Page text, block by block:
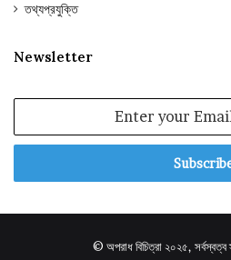
তথ্যপ্রযুক্তি
Newsletter
Email
© অপরাধ বিচিত্রা ২০২৫, সর্বস্বত্ব